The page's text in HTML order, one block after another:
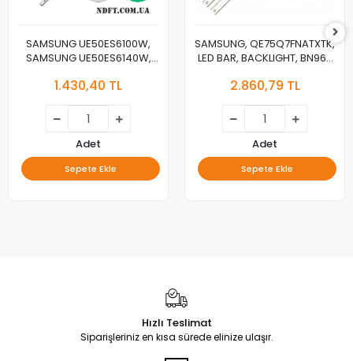
SAMSUNG UE50ES6100W,
SAMSUNG UE50ES6140W,
7032LED-MCPCB-L V2GE-
7032LED-MCPCB-R V2GE-
500SMB-R0
1.430,40 TL
Adet
Sepete Ekle
SAMSUNG, QE75Q7FNATXTK,
LED BAR, BACKLIGHT, BN96-
V8Q7-750SM0-R1
2.860,79 TL
Adet
Sepete Ekle
Hızlı Teslimat
Siparişleriniz en kısa sürede elinize ulaşır.